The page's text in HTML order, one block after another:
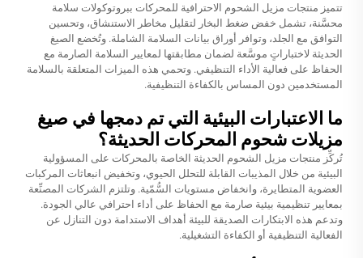
تتميز منتجات مزيل الشحوم الاحترافية للمحركات ببروتوكولات سلامة
محسَّنة، تشمل خفض ضغط البخار لتقليل مخاطر الاستنشاق، وتحسين
التوافق مع الجلد، وتوافر أوراق بيانات السلامة الشاملة. وتُخضع الصيغ
الحديثة لاختباراتٍ موسَّعة لضمان مطابقتها لمعايير السلامة الصارمة مع
الحفاظ على فعالية الأداء التنظيفي. وتحمي هذه الميزات المتعلقة بالسلامة
المستخدمين دون المساس بالكفاءة التنظيفية.
ما الاعتبارات البيئية التي تم دمجها في صيغ
مزيلات شحوم المحركات الحديثة؟
تُركِّز منتجات مزيل الشحوم الحديثة الخاصة بالمحركات على المسؤولية
البيئية من خلال المذيبات القابلة للتحلل الحيوي، وتخفيض انبعاثات المركبات
العضوية المتطايرة، وانخفاض مستويات السُّمّية. وتلتزم الشركات المصنِّعة
بمعايير تنظيمية بيئية صارمة مع الحفاظ على أداء احترافي عالي الجودة.
وتدعم هذه الابتكارات الصديقة للبيئة أهداف الاستدامة دون التنازل عن
الفعالية التنظيفية أو الكفاءة التشغيلية.